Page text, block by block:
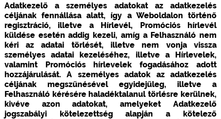
Adatkezelő a személyes adatokat az adatkezelés
céljának fennállása alatt, így a Weboldalon történő
regisztráció, illetve a Hírlevél, Promóciós hírlevél
küldése esetén addig kezeli, amíg a Felhasználó nem
kéri az adatai törlését, illetve nem vonja vissza
személyes adatai kezeléséhez, illetve a Hírlevelek,
valamint Promóciós hírlevelek fogadásához adott
hozzájárulását. A személyes adatok az adatkezelés
céljának megszűnésével egyidejűleg, illetve a
Felhasználó kérésére haladéktalanul törlésre kerülnek,
kivéve azon adatokat, amelyeket Adatkezelő
jogszabályi kötelezettség alapján a kötelező